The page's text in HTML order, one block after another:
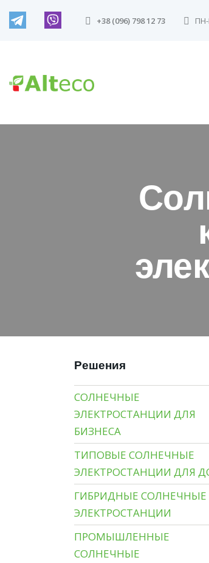
+38 (096) 798 12 73 ПН-
Решения
СОЛНЕЧНЫЕ
ЭЛЕКТРОСТАНЦИИ ДЛЯ
БИЗНЕСА
ТИПОВЫЕ СОЛНЕЧНЫЕ
ЭЛЕКТРОСТАНЦИИ ДЛЯ
ГИБРИДНЫЕ СОЛНЕЧНЫЕ
ЭЛЕКТРОСТАНЦИИ
ПРОМЫШЛЕННЫЕ
СОЛНЕЧНЫЕ